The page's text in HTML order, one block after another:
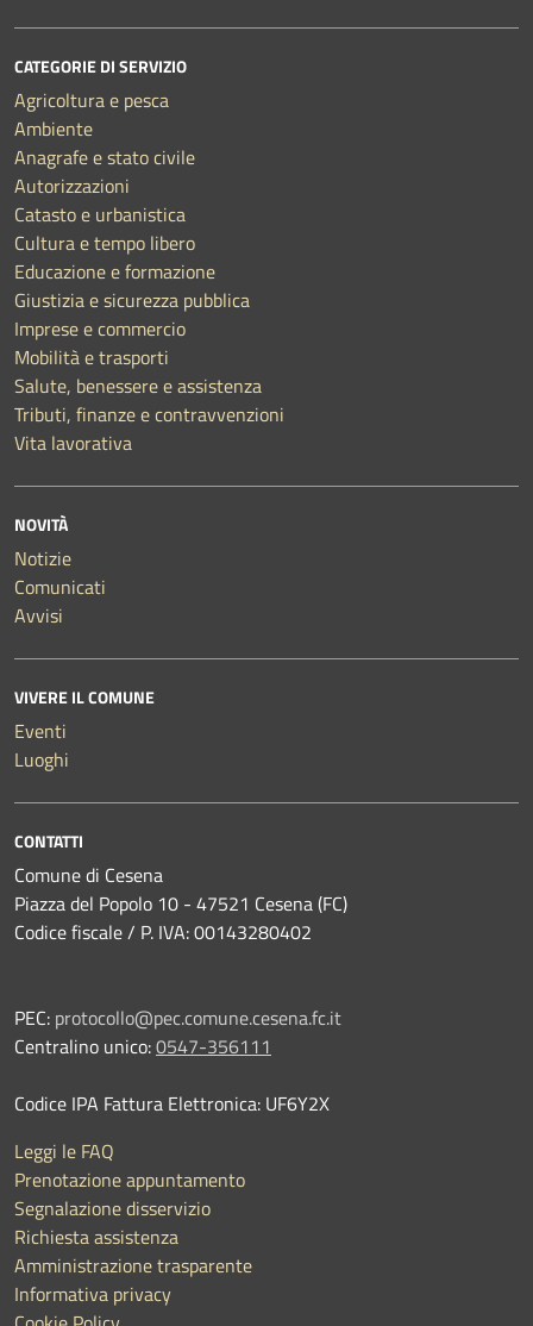
CATEGORIE DI SERVIZIO
Agricoltura e pesca
Ambiente
Anagrafe e stato civile
Autorizzazioni
Catasto e urbanistica
Cultura e tempo libero
Educazione e formazione
Giustizia e sicurezza pubblica
Imprese e commercio
Mobilità e trasporti
Salute, benessere e assistenza
Tributi, finanze e contravvenzioni
Vita lavorativa
NOVITÀ
Notizie
Comunicati
Avvisi
VIVERE IL COMUNE
Eventi
Luoghi
CONTATTI
Comune di Cesena
Piazza del Popolo 10 - 47521 Cesena (FC)
Codice fiscale / P. IVA: 00143280402
PEC: protocollo@pec.comune.cesena.fc.it
Centralino unico:0547-356111
Codice IPA Fattura Elettronica: UF6Y2X
Leggi le FAQ
Prenotazione appuntamento
Segnalazione disservizio
Richiesta assistenza
Amministrazione trasparente
Informativa privacy